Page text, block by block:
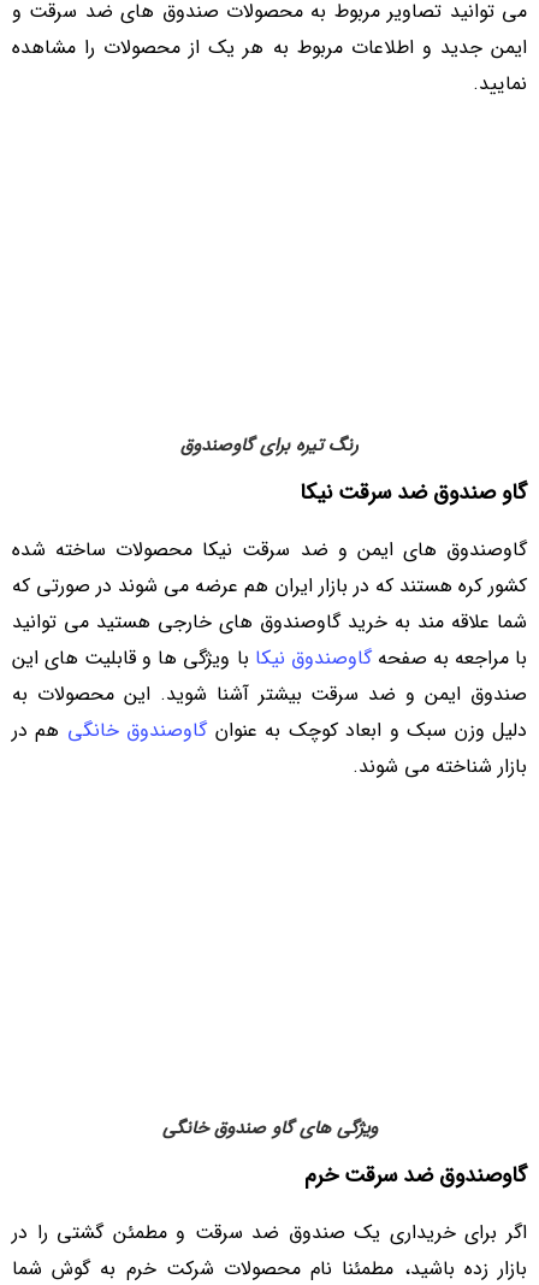
می توانید تصاویر مربوط به محصولات صندوق های ضد سرقت و
ایمن جدید و اطلاعات مربوط به هر یک از محصولات را مشاهده
نمایید.
رنگ تیره برای گاوصندوق
گاو صندوق ضد سرقت نیکا
گاوصندوق های ایمن و ضد سرقت نیکا محصولات ساخته شده
کشور کره هستند که در بازار ایران هم عرضه می شوند در صورتی که
شما علاقه مند به خرید گاوصندوق های خارجی هستید می توانید
با مراجعه به صفحهگاوصندوق نیکا با ویژگی‌ ها و قابلیت‌ های این
صندوق ایمن و ضد سرقت بیشتر آشنا شوید. این محصولات به
دلیل وزن سبک و ابعاد کوچک به عنوانگاوصندوق خانگی هم در
بازار شناخته می شوند.
ویژگی های گاو صندوق خانگی
گاوصندوق ضد سرقت خرم
اگر برای خریداری یک صندوق ضد سرقت و مطمئن گشتی را در
بازار زده باشید، مطمئنا نام محصولات شرکت خرم به گوش شما